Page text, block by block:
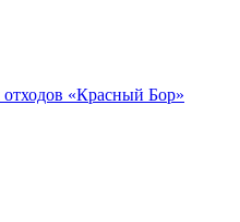
«Красный Бор»